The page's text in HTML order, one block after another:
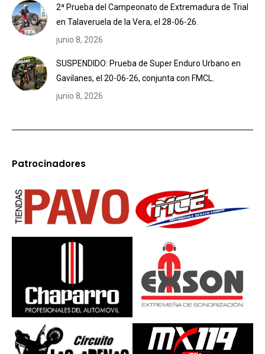
2ª Prueba del Campeonato de Extremadura de Trial
en Talaveruela de la Vera, el 28-06-26.
junio 8, 2026
SUSPENDIDO: Prueba de Super Enduro Urbano en
Gavilanes, el 20-06-26, conjunta con FMCL.
junio 8, 2026
Patrocinadores